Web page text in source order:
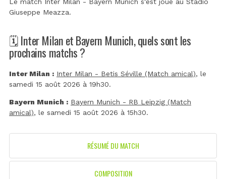
Giuseppe Meazza.
🗓️ Inter Milan et Bayern Munich, quels sont les
prochains matchs ?
Inter Milan : Inter Milan - Betis Séville (Match amical), le
samedi 15 août 2026 à 19h30.
Bayern Munich : Bayern Munich - RB Leipzig (Match
amical), le samedi 15 août 2026 à 15h30.
RÉSUMÉ DU MATCH
COMPOSITION